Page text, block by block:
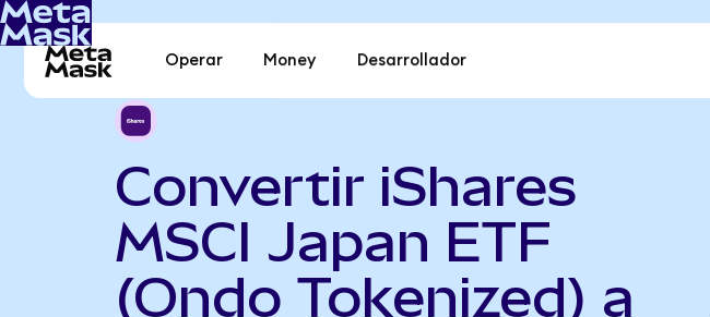
Operar Money Desarrollador
Convertir iShares
MSCI Japan ETF
(Ondo Tokenized) a